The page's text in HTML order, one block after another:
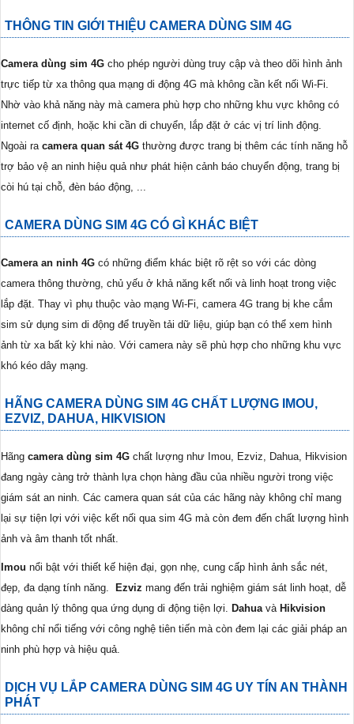
THÔNG TIN GIỚI THIỆU CAMERA DÙNG SIM 4G
Camera dùng sim 4G cho phép người dùng truy cập và theo dõi hình ảnh
trực tiếp từ xa thông qua mạng di động 4G mà không cần kết nối Wi-Fi.
Nhờ vào khả năng này mà camera phù hợp cho những khu vực không có
internet cố định, hoặc khi cần di chuyển, lắp đặt ở các vị trí linh động.
Ngoài ra camera quan sát 4G thường được trang bị thêm các tính năng hỗ
trợ bảo vệ an ninh hiệu quả như phát hiện cảnh báo chuyển động, trang bị
còi hú tại chỗ, đèn báo động, ...
CAMERA DÙNG SIM 4G CÓ GÌ KHÁC BIỆT
Camera an ninh 4G có những điểm khác biệt rõ rệt so với các dòng
camera thông thường, chủ yếu ở khả năng kết nối và linh hoạt trong việc
lắp đặt. Thay vì phụ thuộc vào mạng Wi-Fi, camera 4G trang bị khe cắm
sim sử dụng sim di động để truyền tải dữ liệu, giúp bạn có thể xem hình
ảnh từ xa bất kỳ khi nào. Với camera này sẽ phù hợp cho những khu vực
khó kéo dây mạng.
HÃNG CAMERA DÙNG SIM 4G CHẤT LƯỢNG IMOU,
EZVIZ, DAHUA, HIKVISION
Hãng camera dùng sim 4G chất lượng như Imou, Ezviz, Dahua, Hikvision
đang ngày càng trở thành lựa chọn hàng đầu của nhiều người trong việc
giám sát an ninh. Các camera quan sát của các hãng này không chỉ mang
lại sự tiện lợi với việc kết nối qua sim 4G mà còn đem đến chất lượng hình
ảnh và âm thanh tốt nhất.
Imou nổi bật với thiết kế hiện đại, gọn nhẹ, cung cấp hình ảnh sắc nét,
đẹp, đa dạng tính năng. Ezviz mang đến trải nghiệm giám sát linh hoạt, dễ
dàng quản lý thông qua ứng dụng di động tiện lợi. Dahua và Hikvision
không chỉ nổi tiếng với công nghệ tiên tiến mà còn đem lại các giải pháp an
ninh phù hợp và hiệu quả.
DỊCH VỤ LẮP CAMERA DÙNG SIM 4G UY TÍN AN THÀNH
PHÁT